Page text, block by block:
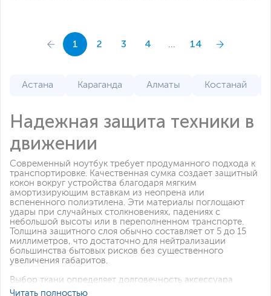
1 2 3 4 ... 14
Астана Караганда Алматы Костанай
Надежная защита техники в
движении
Современный ноутбук требует продуманного подхода к
транспортировке. Качественная сумка создает защитный
кокон вокруг устройства благодаря мягким
амортизирующим вставкам из неопрена или
вспененного полиэтилена. Эти материалы поглощают
удары при случайных столкновениях, падениях с
небольшой высоты или в переполненном транспорте.
Толщина защитного слоя обычно составляет от 5 до 15
миллиметров, что достаточно для нейтрализации
большинства бытовых рисков без существенного
увеличения габаритов.
Выбор ткани определяет долговечность аксессуара.
Полиэстер высокой плотности (600-1200 денье)
Читать полностью